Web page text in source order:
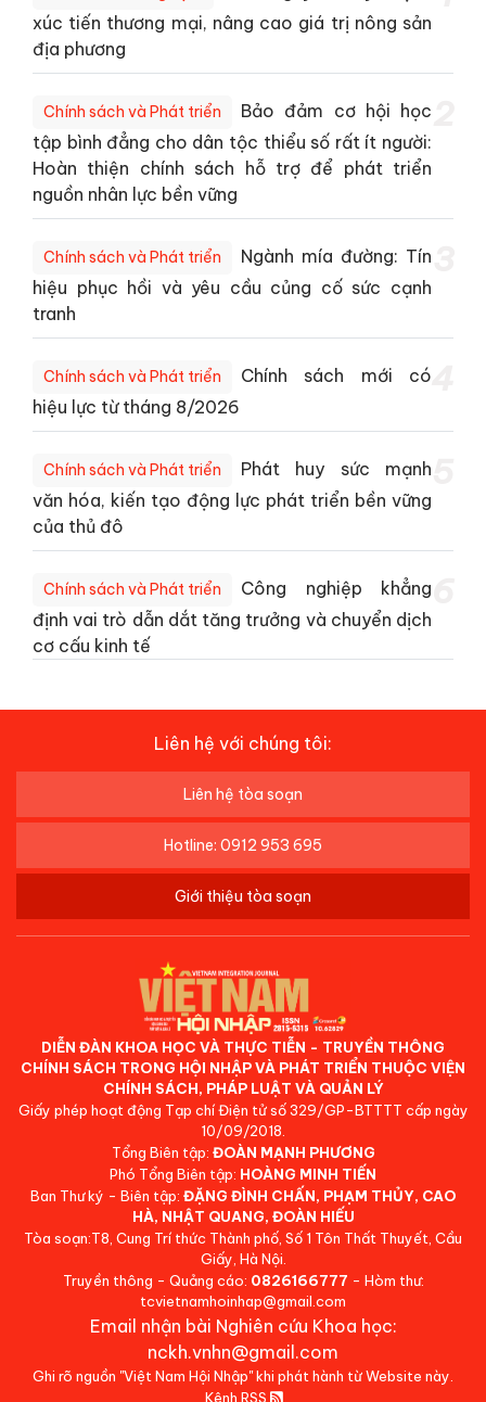
xúc tiến thương mại, nâng cao giá trị nông sản
địa phương
Chính sách và Phát triển
Bảo đảm cơ hội học
tập bình đẳng cho dân tộc thiểu số rất ít người:
Hoàn thiện chính sách hỗ trợ để phát triển
nguồn nhân lực bền vững
Chính sách và Phát triển
Ngành mía đường: Tín
hiệu phục hồi và yêu cầu củng cố sức cạnh
tranh
Chính sách và Phát triển
Chính sách mới có
hiệu lực từ tháng 8/2026
Chính sách và Phát triển
Phát huy sức mạnh
văn hóa, kiến tạo động lực phát triển bền vững
của thủ đô
Chính sách và Phát triển
Công nghiệp khẳng
định vai trò dẫn dắt tăng trưởng và chuyển dịch
cơ cấu kinh tế
Liên hệ với chúng tôi:
Liên hệ tòa soạn
Hotline: 0912 953 695
Giới thiệu tòa soạn
DIỄN ĐÀN KHOA HỌC VÀ THỰC TIỄN - TRUYỀN THÔNG
CHÍNH SÁCH TRONG HỘI NHẬP VÀ PHÁT TRIỂN THUỘC VIỆN
CHÍNH SÁCH, PHÁP LUẬT VÀ QUẢN LÝ
Giấy phép hoạt động Tạp chí Điện tử số 329/GP-BTTTT cấp ngày
10/09/2018.
Tổng Biên tập: ĐOÀN MẠNH PHƯƠNG
Phó Tổng Biên tập: HOÀNG MINH TIẾN
Ban Thư ký - Biên tập: ĐẶNG ĐÌNH CHẤN, PHẠM THỦY, CAO
HÀ, NHẬT QUANG, ĐOÀN HIẾU
Tòa soạn:T8, Cung Trí thức Thành phố, Số 1 Tôn Thất Thuyết, Cầu
Giấy, Hà Nội.
Truyền thông - Quảng cáo: 0826166777 - Hòm thư:
tcvietnamhoinhap@gmail.com
Email nhận bài Nghiên cứu Khoa học:
nckh.vnhn@gmail.com
Ghi rõ nguồn "Việt Nam Hội Nhập" khi phát hành từ Website này.
Kênh RSS